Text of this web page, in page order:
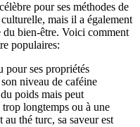
pour ses méthodes de
mais il a également
du bien-être. Voici comment
populaires:
pour ses propriétés
niveau de caféine
poids mais peut
longtemps ou à une
thé turc, sa saveur est